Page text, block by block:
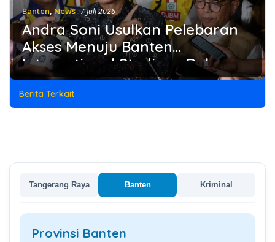
Banten,News 7 Juli 2026
Andra Soni Usulkan Pelebaran
Akses Menuju Banten
International Stadium, Dukung
Kesiapan PON XXIII 2032
Berita Terkait
Tangerang Raya Banten Kriminal
Provinsi Banten